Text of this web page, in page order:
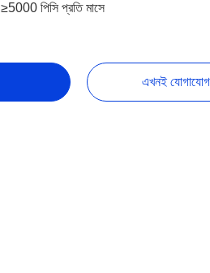
≥5000 পিসি প্রতি মাসে
এখনই